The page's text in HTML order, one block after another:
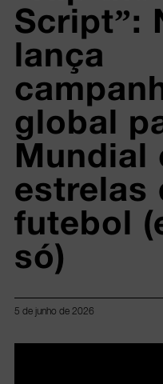
Script”:
lança
global
Mundial
estrelas
futebol
só)
5 de junho de 2026